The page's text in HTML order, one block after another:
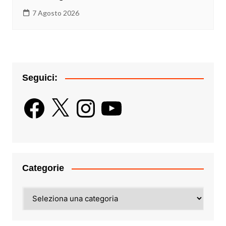
7 Agosto 2026
Seguici:
Facebook
X InstagramYouTube
Categorie